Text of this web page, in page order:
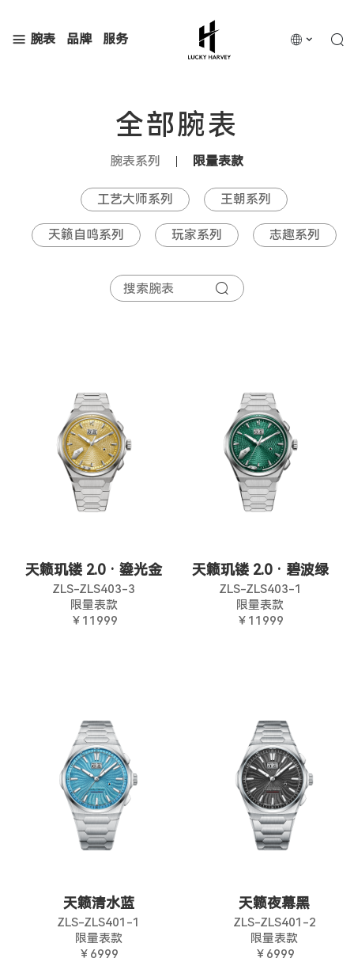
腕表 品牌 服务
全部腕表
腕表系列 限量表款
工艺大师系列 王朝系列
天籁自鸣系列 玩家系列 志趣系列
天籁玑镂 2.0 · 鎏光金
ZLS-ZLS403-3
限量表款
￥11999
天籁玑镂 2.0 · 碧波绿
ZLS-ZLS403-1
限量表款
￥11999
天籁清水蓝
ZLS-ZLS401-1
限量表款
￥6999
天籁夜幕黑
ZLS-ZLS401-2
限量表款
￥6999